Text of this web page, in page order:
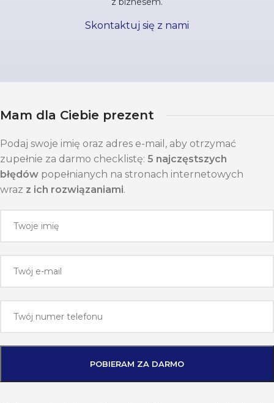
Skontaktuj się z nami
Mam dla Ciebie prezent
Podaj swoje imię oraz adres e-mail, aby otrzymać
zupełnie za darmo checklistę: 5 najczęstszych
błędów popełnianych na stronach internetowych
wraz z ich rozwiązaniami.